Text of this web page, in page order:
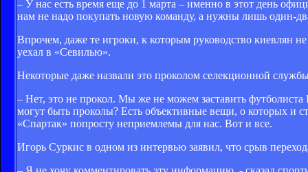
– У нас есть время еще до 1 марта – именно в этот день
нам не надо покупать новую команду, а нужны лишь один-
Впрочем, даже те игроки, к которым руководство киевлян
уехал в «Севилью».
Некоторые даже назвали это проколом селекционной
– Нет, это не прокол. Мы же не можем заставить
могут быть проколы? Есть объективные вещи, о которых и
«Спартак» попросту неприемлемы для нас. Вот и все.
Игорь Суркис в одном из интервью заявил, что срыв